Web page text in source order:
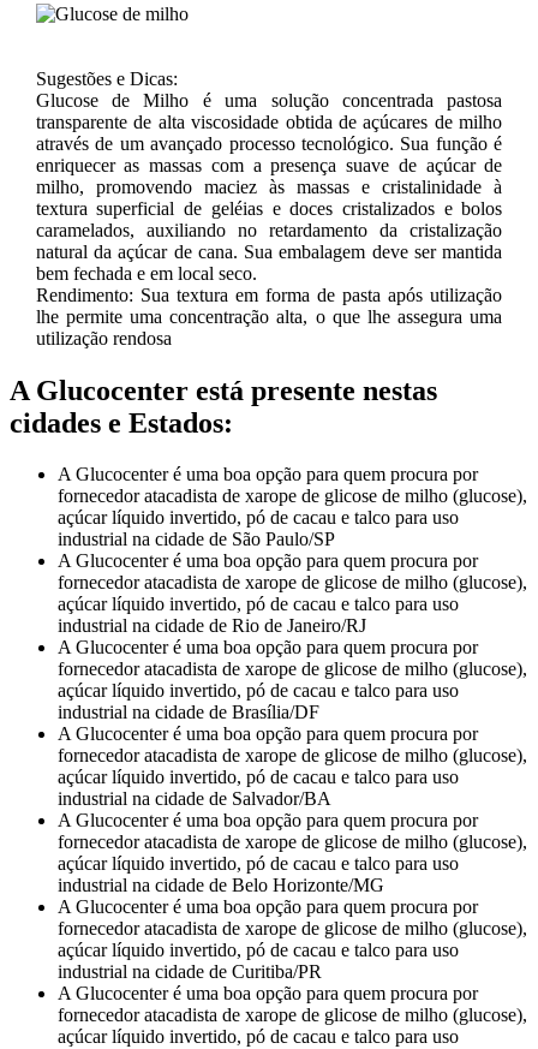
Sugestões e Dicas:
Glucose de Milho é uma solução concentrada pastosa
transparente de alta viscosidade obtida de açúcares de milho
através de um avançado processo tecnológico. Sua função é
enriquecer as massas com a presença suave de açúcar de
milho, promovendo maciez às massas e cristalinidade à
textura superficial de geléias e doces cristalizados e bolos
caramelados, auxiliando no retardamento da cristalização
natural da açúcar de cana. Sua embalagem deve ser mantida
bem fechada e em local seco.
Rendimento: Sua textura em forma de pasta após utilização
lhe permite uma concentração alta, o que lhe assegura uma
utilização rendosa
A Glucocenter está presente nestas
cidades e Estados:
A Glucocenter é uma boa opção para quem procura por
fornecedor atacadista de xarope de glicose de milho (glucose),
açúcar líquido invertido, pó de cacau e talco para uso
industrial na cidade de São Paulo/SP
A Glucocenter é uma boa opção para quem procura por
fornecedor atacadista de xarope de glicose de milho (glucose),
açúcar líquido invertido, pó de cacau e talco para uso
industrial na cidade de Rio de Janeiro/RJ
A Glucocenter é uma boa opção para quem procura por
fornecedor atacadista de xarope de glicose de milho (glucose),
açúcar líquido invertido, pó de cacau e talco para uso
industrial na cidade de Brasília/DF
A Glucocenter é uma boa opção para quem procura por
fornecedor atacadista de xarope de glicose de milho (glucose),
açúcar líquido invertido, pó de cacau e talco para uso
industrial na cidade de Salvador/BA
A Glucocenter é uma boa opção para quem procura por
fornecedor atacadista de xarope de glicose de milho (glucose),
açúcar líquido invertido, pó de cacau e talco para uso
industrial na cidade de Belo Horizonte/MG
A Glucocenter é uma boa opção para quem procura por
fornecedor atacadista de xarope de glicose de milho (glucose),
açúcar líquido invertido, pó de cacau e talco para uso
industrial na cidade de Curitiba/PR
A Glucocenter é uma boa opção para quem procura por
fornecedor atacadista de xarope de glicose de milho (glucose),
açúcar líquido invertido, pó de cacau e talco para uso